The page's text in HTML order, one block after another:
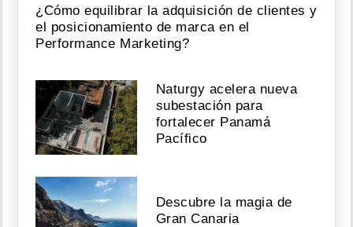
¿Cómo equilibrar la adquisición de clientes y
el posicionamiento de marca en el
Performance Marketing?
Naturgy acelera nueva
subestación para
fortalecer Panamá
Pacífico
Descubre la magia de
Gran Canaria